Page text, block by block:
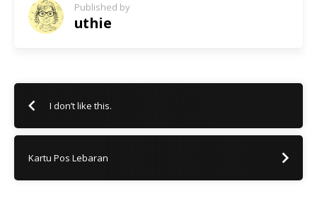
Published by
uthie
I don’t like this.
Kartu Pos Lebaran